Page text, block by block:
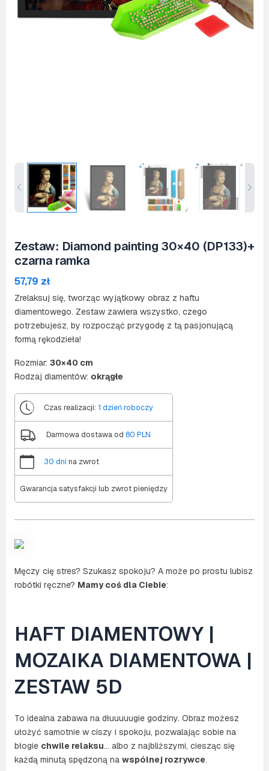
Zestaw: Diamond painting 30×40 (DP133)+
czarna ramka
57,79 zł
Zrelaksuj się, tworząc wyjątkowy obraz z haftu
diamentowego. Zestaw zawiera wszystko, czego
potrzebujesz, by rozpocząć przygodę z tą pasjonującą
formą rękodzieła!
Rozmiar: 30×40 cm
Rodzaj diamentów: okrągłe
Czas realizacji: 1 dzień roboczy
Darmowa dostawa od 80 PLN
30 dni na zwrot
Gwarancja satysfakcji lub zwrot pieniędzy
Męczy cię stres? Szukasz spokoju? A może po prostu lubisz
robótki ręczne? Mamy coś dla Ciebie:
HAFT DIAMENTOWY |
MOZAIKA DIAMENTOWA |
ZESTAW 5D
To idealna zabawa na dłuuuuugie godziny. Obraz możesz
ułożyć samotnie w ciszy i spokoju, pozwalając sobie na
błogie chwile relaksu… albo z najbliższymi, ciesząc się
każdą minutą spędzoną na wspólnej rozrywce.